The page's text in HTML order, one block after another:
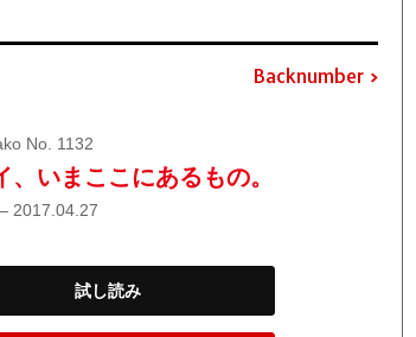
Backnumber
No. 1132
、いまここにあるもの。
2017.04.27
試し読み